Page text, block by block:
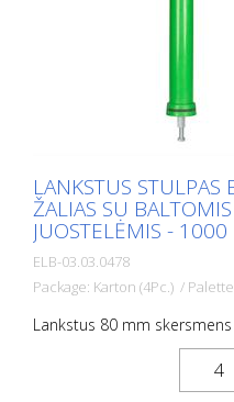
orientuotis kelių eisme ir
LANKSTUS STULPAS
ŽALIAS SU BALTOMIS
JUOSTELĖMIS -
ELB-03.03.0478
Package: Karton (4Pc.) /
Lankstus 80 mm
skersmens stulpas, skirtas
darbams. Su baltos folijos
stiklo rutuliukų atšvaitais.